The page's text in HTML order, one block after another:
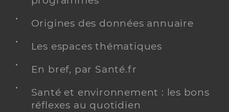
Origines des données annuaire
Les espaces thématiques
En bref, par Santé.fr
Santé et environnement : les bons
réflexes au quotidien